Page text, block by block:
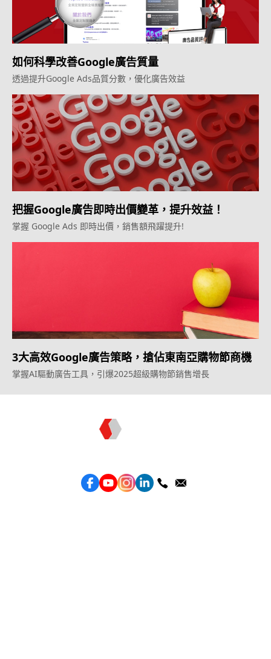
如何科學改善Google廣告質量
透過提升Google Ads品質分數，優化廣告效益
把握Google廣告即時出價變革，提升效益！
掌握 Google Ads 即時出價，銷售額飛躍提升!
3大高效Google廣告策略，搶佔東南亞購物節商機
掌握AI驅動廣告工具，引爆2025超級購物節銷售增長